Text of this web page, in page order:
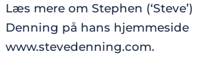
Læs mere om Stephen (‘Steve’)
Denning på hans hjemmeside
www.stevedenning.com.